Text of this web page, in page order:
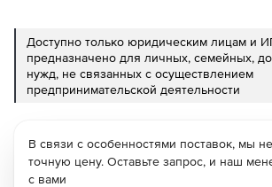
Доступно только юридическим лицам и
предназначено для личных, семейных,
нужд, не связанных с осуществлением
предпринимательской деятельности
В связи с особенностями поставок, мы
точную цену. Оставьте запрос, и наш
с вами